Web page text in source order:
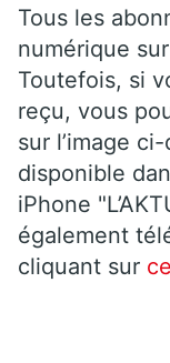
Tous les
numérique
Toutefois, si
reçu, vous
sur l’image
disponible
iPhone
également
cliquant sur